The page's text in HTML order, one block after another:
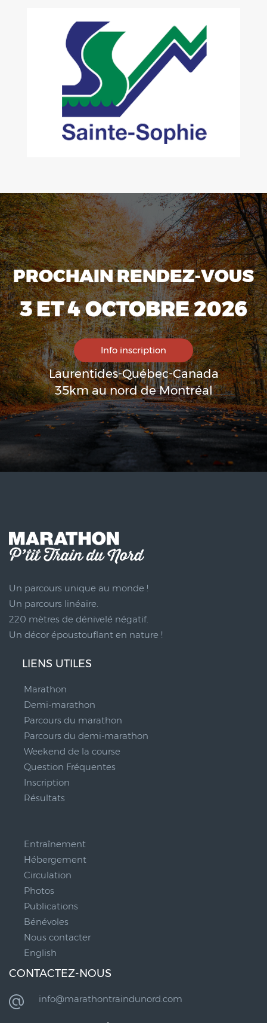
PROCHAIN RENDEZ-VOUS
3 ET 4 OCTOBRE 2026
Info inscription
Laurentides-Québec-Canada
35km au nord de Montréal
Un parcours unique au monde !
Un parcours linéaire.
220 mètres de dénivelé négatif.
Un décor époustouflant en nature !
LIENS UTILES
Marathon
Demi-marathon
Parcours du marathon
Parcours du demi-marathon
Weekend de la course
Question Fréquentes
Inscription
Résultats
Entraînement
Hébergement
Circulation
Photos
Publications
Bénévoles
Nous contacter
English
CONTACTEZ-NOUS
info@marathontraindunord.com